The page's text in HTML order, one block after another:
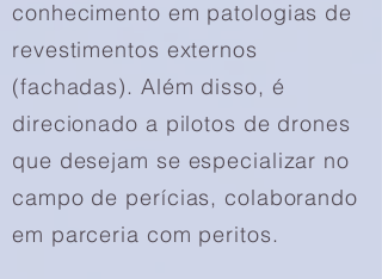
conhecimento em patologias de
revestimentos externos
(fachadas). Além disso, é
direcionado a pilotos de drones
que desejam se especializar no
campo de perícias, colaborando
em parceria com peritos.